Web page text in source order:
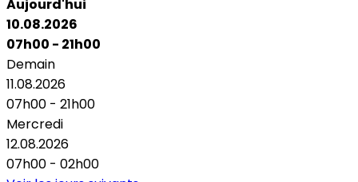
Aujourd'hui
10.08.2026
07h00 - 21h00
Demain
11.08.2026
07h00 - 21h00
Mercredi
12.08.2026
07h00 - 02h00